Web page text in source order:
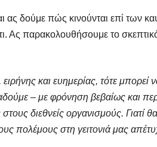
δούμε πώς κινούνται επί των
Ας παρακολουθήσουμε το
και ευημερίας, τότε μπορεί
– με φρόνηση βεβαίως και
διεθνείς οργανισμούς. Γιατί θα
πολέμους στη γειτονιά μας